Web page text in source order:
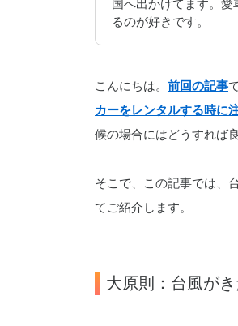
国へ出かけてます。
るのが好きです。
こんにちは。 前回の記事
カーをレンタルする時に
候の場合にはどうすれば
そこで、この記事では、
てご紹介します。
大原則：台風が